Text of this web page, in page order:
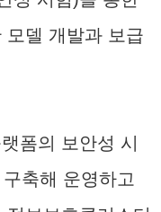
모델 개발과 보급
폼의 보안성 시
구축해 운영하고